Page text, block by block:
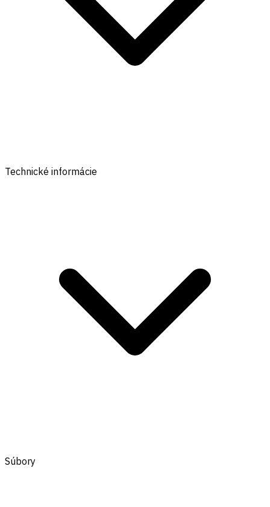
Technické informácie
Súbory